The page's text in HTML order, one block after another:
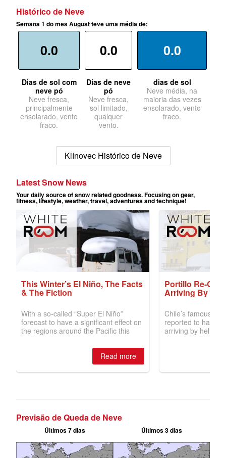
Histórico de Neve
Semana 1 do mês August teve uma média de:
0.0
Dias de sol com
neve pó
Neve fresca,
principalmente
ensolarado, vento
fraco.
0.0
Dias de neve
pó
Neve fresca,
sol limitado,
qualquer
vento.
0.0
dias de sol
Neve média, na
maioria das vezes
ensolarado, vento
fraco.
Klínovec Histórico de Neve
Previsão de Queda de Neve
Últimos 7 dias Últimos 3 dias